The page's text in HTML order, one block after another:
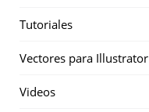
Tutoriales
Vectores para Illustrator
Videos